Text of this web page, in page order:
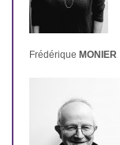
Frédérique MONIER